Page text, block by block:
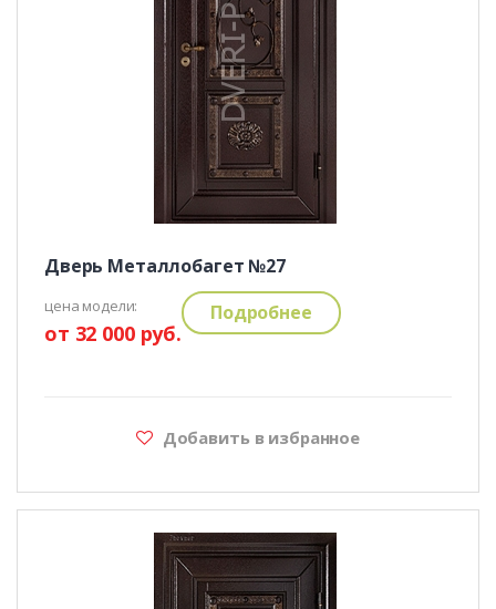
Дверь Металлобагет №27
цена модели:
от 32 000 руб.
Подробнее
Добавить в избранное